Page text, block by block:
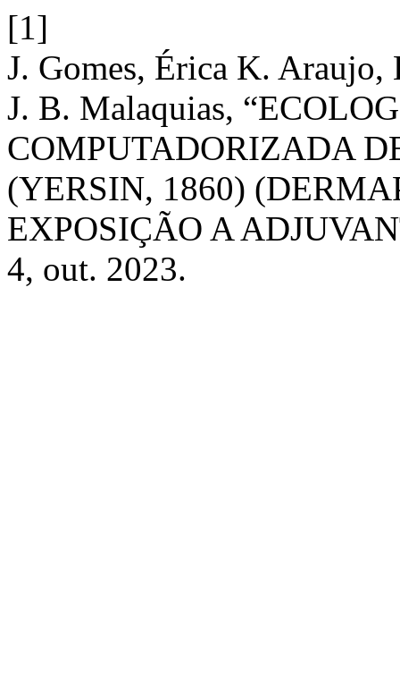
[1]
J. Gomes, Érica K.
J. B. Malaquias,
COMPUTADORIZADA
(YERSIN, 1860)
EXPOSIÇÃO A
4, out. 2023.